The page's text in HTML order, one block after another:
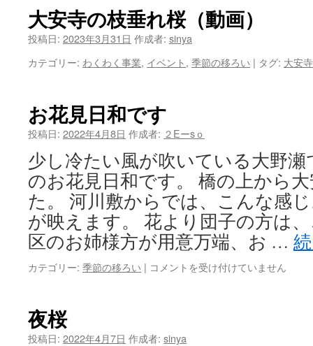
つ
り
大安寺の枝垂れ桜（動画）
投稿日: 2023年3月31日 作成者: sinya
カテゴリー: わくわく事業, イベント, 季節の移ろい | タグ: 大安寺
お花見日和です
投稿日: 2022年4月8日 作成者: ２Eーsｏ
少し冷たい風が吹いている大野
のお花見日和です。 橋の上から
た。 河川敷からでは、こんな感
が映えます。 花より団子の方は
区のお姉様方が用意万端、お …
カテゴリー: 季節の移ろい | お
で
コメントを受け付けていません
夜桜
投稿日: 2022年4月7日 作成者: sinya